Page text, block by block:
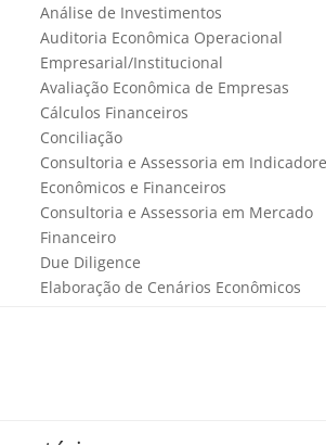
Análise de Investimentos
Auditoria Econômica Operacional
Empresarial/Institucional
Avaliação Econômica de Empresas
Cálculos Financeiros
Conciliação
Consultoria e Assessoria em
Econômicos e Financeiros
Consultoria e Assessoria em Mercado
Financeiro
Due Diligence
Elaboração de Cenários Econômicos